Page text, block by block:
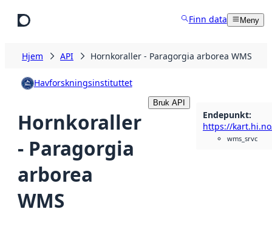
Finn data Meny
Hjem API Hornkoraller - Paragorgia arborea WMS
Havforskningsinstituttet
Hornkoraller
- Paragorgia
arborea
WMS
Bruk API
Endepunkt:
wms_srvc